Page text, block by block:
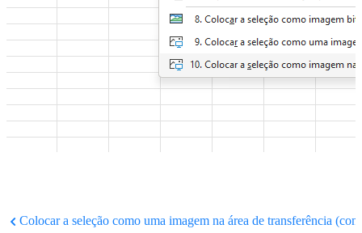
Colocar a seleção como uma imagem na área de transferência